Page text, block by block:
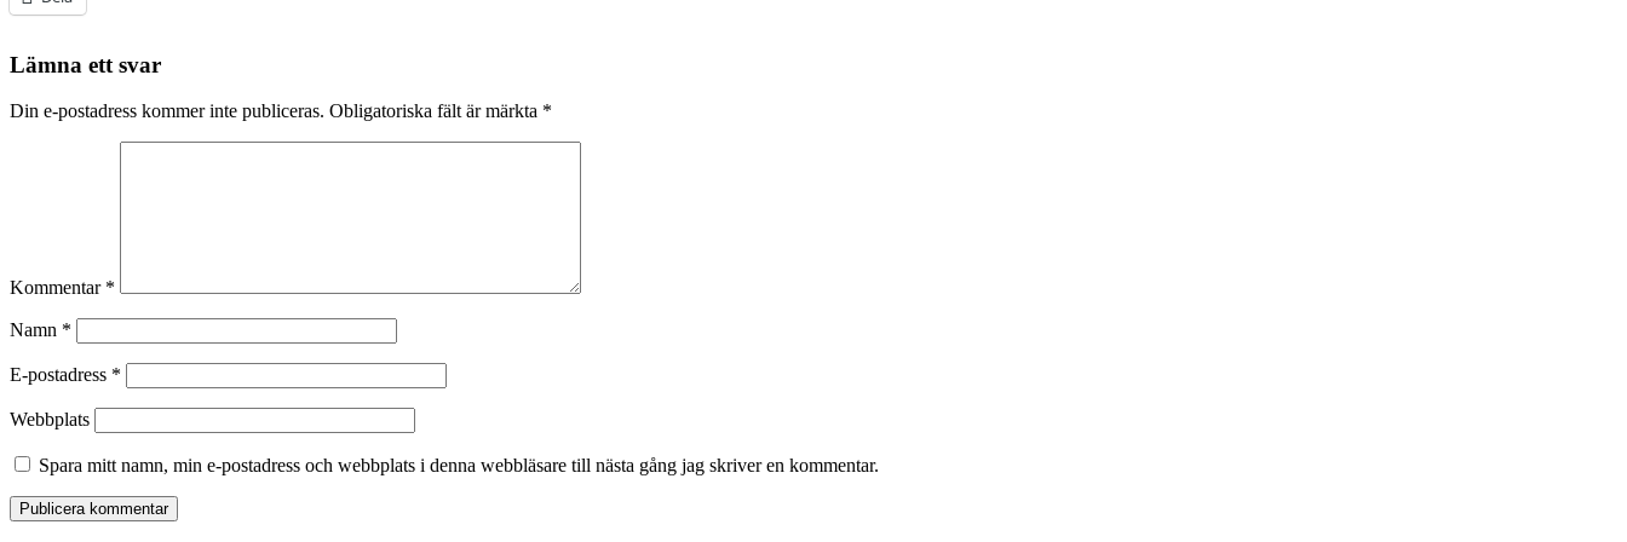
Lämna ett svar
Din e-postadress kommer inte publiceras. Obligatoriska fält är märkta *
Kommentar *
Namn *
E-postadress *
Webbplats
Spara mitt namn, min e-postadress och webbplats i denna webbläsare till nästa gång jag skriver en kommentar.